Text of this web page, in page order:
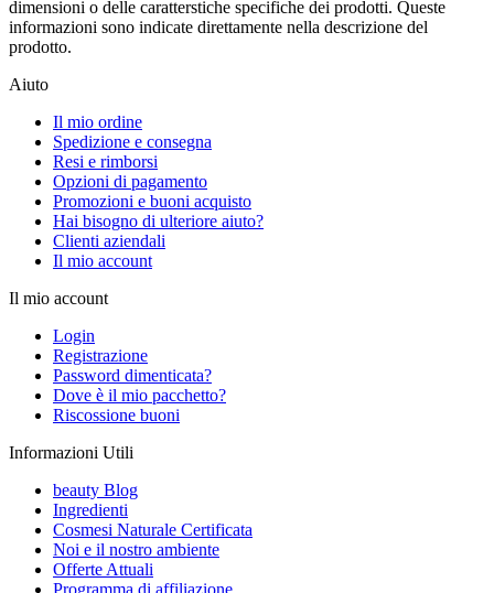
dimensioni o delle caratterstiche specifiche dei prodotti. Queste
informazioni sono indicate direttamente nella descrizione del
prodotto.
Aiuto
Il mio ordine
Spedizione e consegna
Resi e rimborsi
Opzioni di pagamento
Promozioni e buoni acquisto
Hai bisogno di ulteriore aiuto?
Clienti aziendali
Il mio account
Il mio account
Login
Registrazione
Password dimenticata?
Dove è il mio pacchetto?
Riscossione buoni
Informazioni Utili
beauty Blog
Ingredienti
Cosmesi Naturale Certificata
Noi e il nostro ambiente
Offerte Attuali
Programma di affiliazione